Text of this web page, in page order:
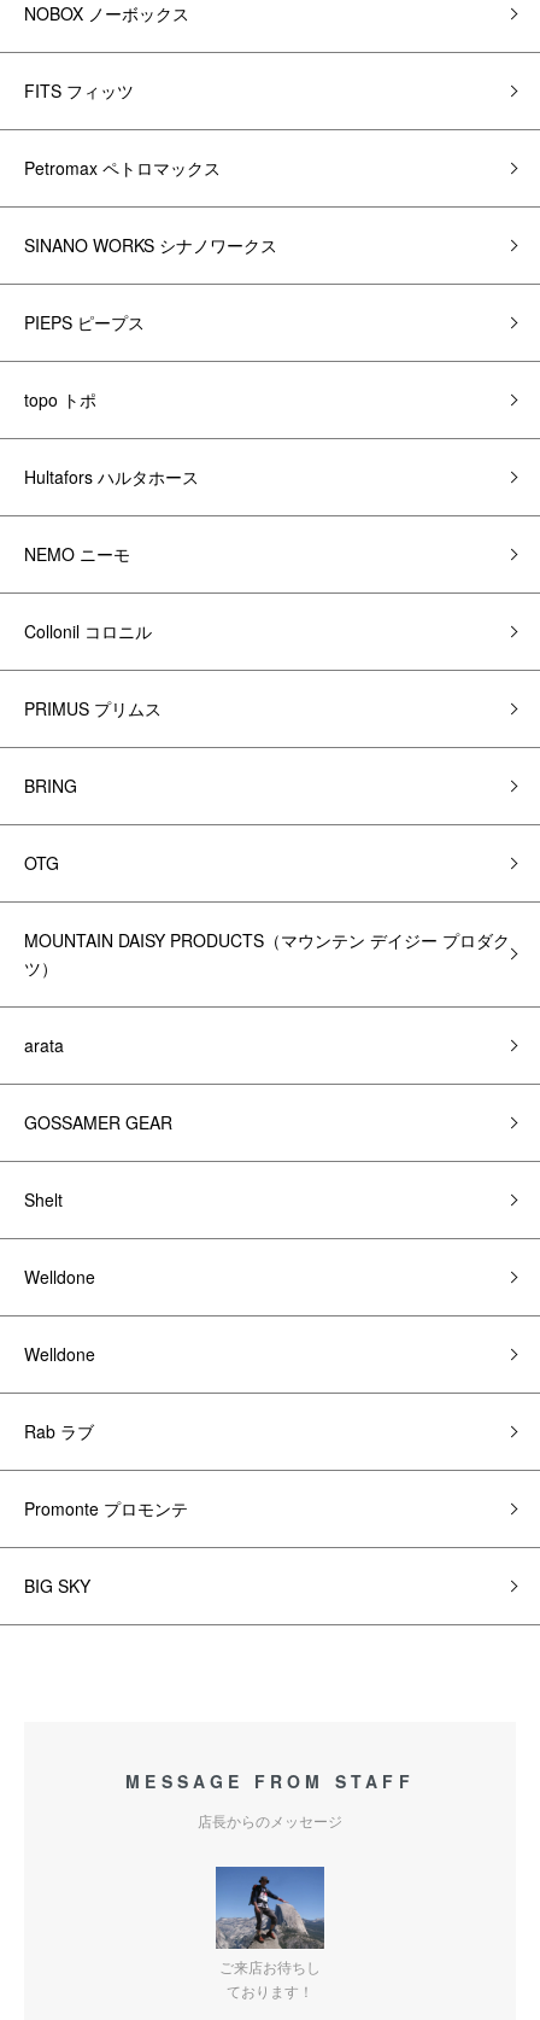
NOBOX ノーボックス
FITS フィッツ
Petromax ペトロマックス
SINANO WORKS シナノワークス
PIEPS ピープス
topo トポ
Hultafors ハルタホース
NEMO ニーモ
Collonil コロニル
PRIMUS プリムス
BRING
OTG
MOUNTAIN DAISY PRODUCTS（マウンテン デイジー プロダク
ツ）
arata
GOSSAMER GEAR
Shelt
Welldone
Welldone
Rab ラブ
Promonte プロモンテ
BIG SKY
MESSAGE FROM STAFF
店長からのメッセージ
ご来店お待ちし
ております！